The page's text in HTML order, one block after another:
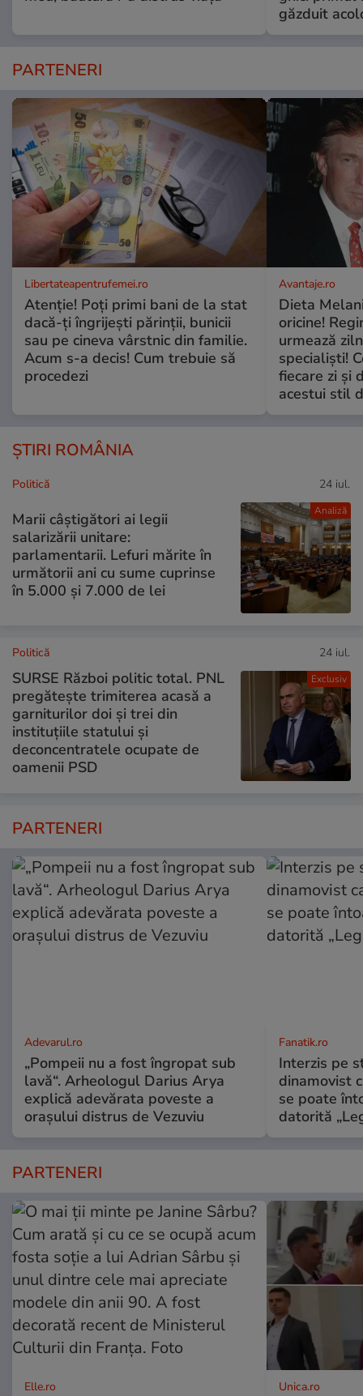
găzduit
PARTENERI
Libertateapentrufemei.ro
Atenție! Poți primi bani de la stat
dacă-ți îngrijești părinții, bunicii
sau pe cineva vârstnic din familie.
Acum s-a decis! Cum trebuie să
procedezi
Avantaje.ro
Dieta
oricine!
urmează
specialiști!
fiecare zi și
acestui stil
ȘTIRI ROMÂNIA
Analiză
Politică 24 iul.
Marii câștigători ai legii
salarizării unitare:
parlamentarii. Lefuri mărite în
următorii ani cu sume cuprinse
în 5.000 și 7.000 de lei
Exclusiv
Politică 24 iul.
SURSE Război politic total. PNL
pregătește trimiterea acasă a
garniturilor doi și trei din
instituțiile statului și
deconcentratele ocupate de
oamenii PSD
PARTENERI
Adevarul.ro
„Pompeii nu a fost îngropat sub
lavă“. Arheologul Darius Arya
explică adevărata poveste a
orașului distrus de Vezuviu
Fanatik.ro
Interzis pe
dinamovist
se poate
datorită
PARTENERI
Elle.ro Unica.ro